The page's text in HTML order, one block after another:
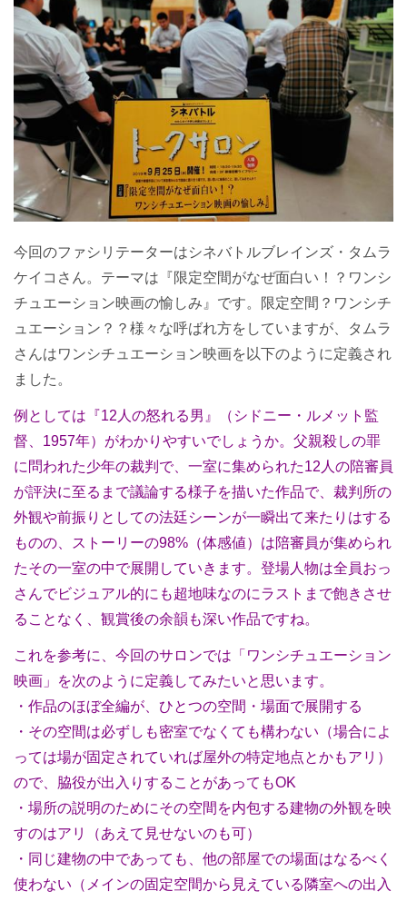
今回のファシリテーターはシネバトルブレインズ・タムラ
ケイコさん。テーマは『限定空間がなぜ面白い！？ワンシ
チュエーション映画の愉しみ』です。限定空間？ワンシチ
ュエーション？？様々な呼ばれ方をしていますが、タムラ
さんはワンシチュエーション映画を以下のように定義され
ました。
例としては『12人の怒れる男』（シドニー・ルメット監
督、1957年）がわかりやすいでしょうか。父親殺しの罪
に問われた少年の裁判で、一室に集められた12人の陪審員
が評決に至るまで議論する様子を描いた作品で、裁判所の
外観や前振りとしての法廷シーンが一瞬出て来たりはする
ものの、ストーリーの98%（体感値）は陪審員が集められ
たその一室の中で展開していきます。登場人物は全員おっ
さんでビジュアル的にも超地味なのにラストまで飽きさせ
ることなく、観賞後の余韻も深い作品ですね。
これを参考に、今回のサロンでは「ワンシチュエーション
映画」を次のように定義してみたいと思います。
・作品のほぼ全編が、ひとつの空間・場面で展開する
・その空間は必ずしも密室でなくても構わない（場合によ
っては場が固定されていれば屋外の特定地点とかもアリ）
ので、脇役が出入りすることがあってもOK
・場所の説明のためにその空間を内包する建物の外観を映
すのはアリ（あえて見せないのも可）
・同じ建物の中であっても、他の部屋での場面はなるべく
使わない（メインの固定空間から見えている隣室への出入